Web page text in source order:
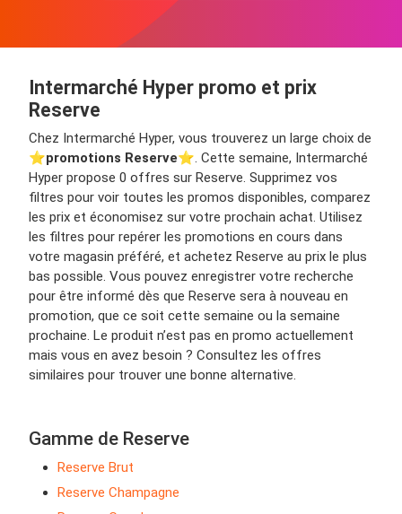
Intermarché Hyper promo et prix
Reserve
Chez Intermarché Hyper, vous trouverez un large choix de
⭐️promotions Reserve⭐️. Cette semaine, Intermarché
Hyper propose 0 offres sur Reserve. Supprimez vos
filtres pour voir toutes les promos disponibles, comparez
les prix et économisez sur votre prochain achat. Utilisez
les filtres pour repérer les promotions en cours dans
votre magasin préféré, et achetez Reserve au prix le plus
bas possible. Vous pouvez enregistrer votre recherche
pour être informé dès que Reserve sera à nouveau en
promotion, que ce soit cette semaine ou la semaine
prochaine. Le produit n’est pas en promo actuellement
mais vous en avez besoin ? Consultez les offres
similaires pour trouver une bonne alternative.
Gamme de Reserve
Reserve Brut
Reserve Champagne